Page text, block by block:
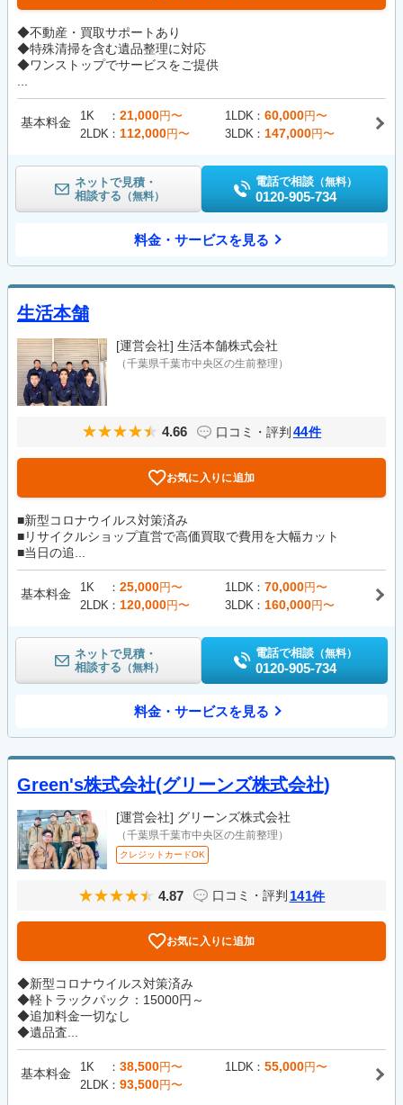
◆不動産・買取サポートあり
◆特殊清掃を含む遺品整理に対応
◆ワンストップでサービスをご提供
基本料金 1K 21,000円〜 1LDK 60,000円〜
2LDK
112,000円〜 3LDK 147,000円〜
ネットで見積・
相談する （無料）
電話で相談 （無料）
0120-905-734
料金・サービスを見る
生活本舗
[運営会社] 生活本舗株式会社
（千葉県千葉市中央区の生前整理）
4.66 口コミ・評判 44件
お気に入りに追加
■新型コロナウイルス対策済み
■リサイクルショップ直営で高価買取で費用を大幅カット
■当日の追...
基本料金 1K 25,000円〜 1LDK 70,000円〜
2LDK
120,000円〜 3LDK 160,000円〜
ネットで見積・
相談する （無料）
電話で相談 （無料）
0120-905-734
料金・サービスを見る
Green's株式会社(グリーンズ株式会社)
[運営会社] グリーンズ株式会社
（千葉県千葉市中央区の生前整理）
クレジットカードOK
4.87 口コミ・評判 141件
お気に入りに追加
◆新型コロナウイルス対策済み
◆軽トラックパック：15000円～
◆追加料金一切なし
◆遺品査...
基本料金 1K 38,500円〜 1LDK 55,000円〜
2LDK
93,500円〜